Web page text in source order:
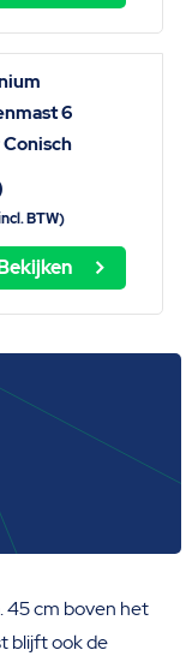
6
BTW)
45 cm boven het
blijft ook de